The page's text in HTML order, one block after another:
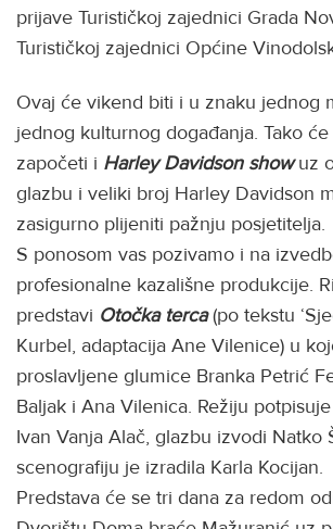
prijave Turističkoj zajednici Grada
Turističkoj zajednici Općine
Ovaj će vikend biti i u znaku jednog
jednog kulturnog događanja. Tako
započeti i Harley Davidson show uz
glazbu i veliki broj Harley Davidson
zasigurno plijeniti pažnju posjetitelja.
S ponosom vas pozivamo i na
profesionalne kazališne produkcije.
predstavi Otočka terca(po tekstu
Kurbel, adaptacija Ane Vilenice) u
proslavljene glumice Branka Petrić
Baljak i Ana Vilenica. Režiju
Ivan Vanja Alač, glazbu izvodi Natko
scenografiju je izradila Karla Kocijan.
Predstava će se tri dana za redom